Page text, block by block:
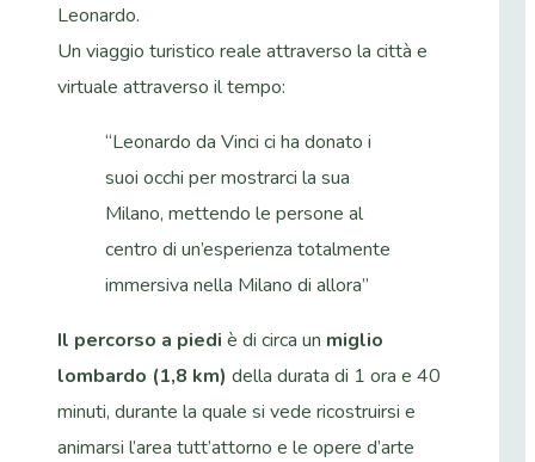
Leonardo.
Un viaggio turistico reale attraverso la città e
virtuale attraverso il tempo:
“Leonardo da Vinci ci ha donato i
suoi occhi per mostrarci la sua
Milano, mettendo le persone al
centro di un’esperienza totalmente
immersiva nella Milano di allora”
Il percorso a piedi è di circa un miglio
lombardo (1,8 km) della durata di 1 ora e 40
minuti, durante la quale si vede ricostruirsi e
animarsi l’area tutt’attorno e le opere d’arte